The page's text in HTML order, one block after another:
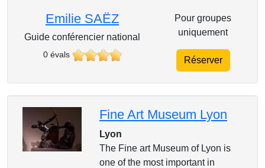
Emilie SAËZ
Guide conférencier national
0 évals
Pour groupes
uniquement
Réserver
Fine Art Museum Lyon
Lyon
The Fine art Museum of Lyon is
one of the most important in